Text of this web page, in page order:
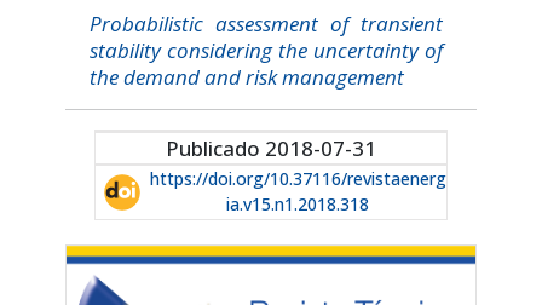
Probabilistic assessment of transient
stability considering the uncertainty of
the demand and risk management
Publicado 2018-07-31
https://doi.org/10.37116/revistaenerg
ia.v15.n1.2018.318